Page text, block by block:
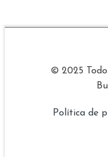
© 2025
Política de